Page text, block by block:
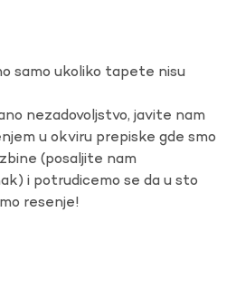
samo ukoliko tapete nisu
nezadovoljstvo, javite nam
u okviru prepiske gde smo
(posaljite nam
i potrudicemo se da u sto
resenje!